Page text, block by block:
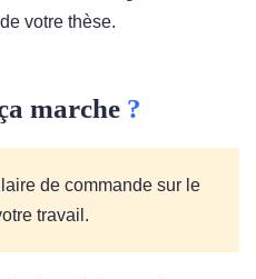
votre thèse.
marche ?
de commande sur le
travail.